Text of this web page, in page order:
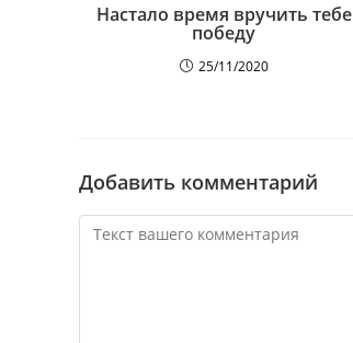
Настало время вручить тебе
победу
25/11/2020
Добавить комментарий